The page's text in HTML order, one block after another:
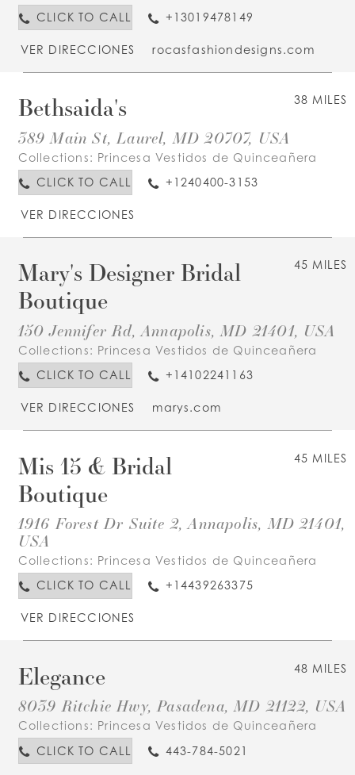
CLICK TO CALL
+13019478149
VER DIRECCIONES rocasfashiondesigns.com
38 MILES
Bethsaida's
389 Main St, Laurel, MD 20707, USA
Collections: Princesa Vestidos de Quinceañera
CLICK TO CALL
+1240400-3153
VER DIRECCIONES
45 MILES
Mary's Designer Bridal
Boutique
150 Jennifer Rd, Annapolis, MD 21401, USA
Collections: Princesa Vestidos de Quinceañera
CLICK TO CALL
+14102241163
VER DIRECCIONES marys.com
45 MILES
Mis 15 & Bridal
Boutique
1916 Forest Dr Suite 2, Annapolis, MD 21401,
USA
Collections: Princesa Vestidos de Quinceañera
CLICK TO CALL
+14439263375
VER DIRECCIONES
48 MILES
Elegance
8039 Ritchie Hwy, Pasadena, MD 21122, USA
Collections: Princesa Vestidos de Quinceañera
CLICK TO CALL
443-784-5021